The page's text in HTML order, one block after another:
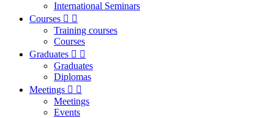
International Seminars
Courses  
Training courses
Courses
Graduates  
Graduates
Diplomas
Meetings  
Meetings
Events